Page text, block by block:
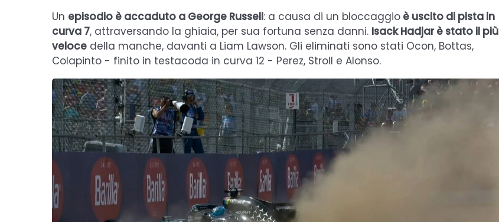
Un episodio è accaduto a George Russell: a causa di un bloccaggio è uscito di pista in
curva 7, attraversando la ghiaia, per sua fortuna senza danni. Isack Hadjar è stato il più
veloce della manche, davanti a Liam Lawson. Gli eliminati sono stati Ocon, Bottas,
Colapinto - finito in testacoda in curva 12 - Perez, Stroll e Alonso.